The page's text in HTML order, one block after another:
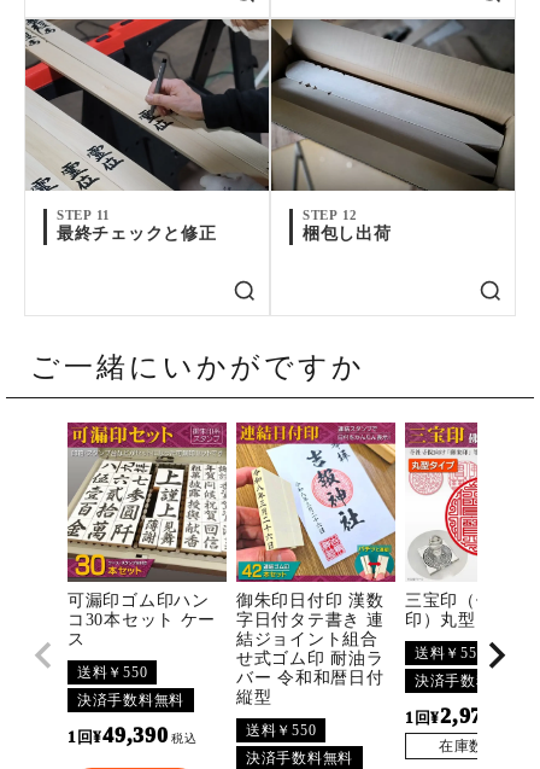
1面1色につき1版必要です。
印刷について詳細をみる
印刷原版(永久保管・メンテナンス費含む)
￥22,000(税込)
STEP 11
最終チェックと修正
STEP 12
梱包し出荷
ご一緒にいかがですか
可漏印ゴム印ハン
コ30本セット ケー
ス
送料￥550
決済手数料無料
¥49,390 税込
御朱印日付印 漢数
字日付タテ書き 連
結ジョイント組合
せ式ゴム印 耐油ラ
バー 令和和暦日付
縦型
送料￥550
決済手数料無料
三宝印（佛法僧
印）丸型
送料￥550
決済手数料無料
¥2,970
在庫数